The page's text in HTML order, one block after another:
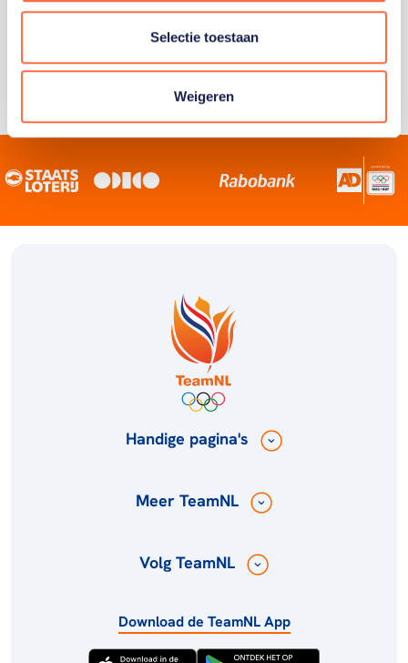
Selectie toestaan
Weigeren
Handige pagina's
Meer TeamNL
Volg TeamNL
Download de TeamNL App